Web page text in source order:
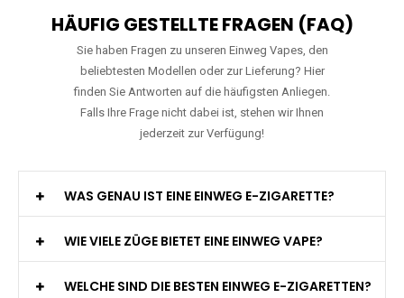
HÄUFIG GESTELLTE FRAGEN (FAQ)
Sie haben Fragen zu unseren Einweg Vapes, den
beliebtesten Modellen oder zur Lieferung? Hier
finden Sie Antworten auf die häufigsten Anliegen.
Falls Ihre Frage nicht dabei ist, stehen wir Ihnen
jederzeit zur Verfügung!
WAS GENAU IST EINE EINWEG E-ZIGARETTE?
WIE VIELE ZÜGE BIETET EINE EINWEG VAPE?
WELCHE SIND DIE BESTEN EINWEG E-ZIGARETTEN?